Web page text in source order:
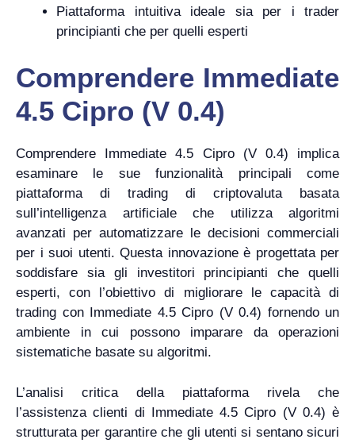
Piattaforma intuitiva ideale sia per i trader
principianti che per quelli esperti
Comprendere Immediate
4.5 Cipro (V 0.4)
Comprendere Immediate 4.5 Cipro (V 0.4) implica
esaminare le sue funzionalità principali come
piattaforma di trading di criptovaluta basata
sull’intelligenza artificiale che utilizza algoritmi
avanzati per automatizzare le decisioni commerciali
per i suoi utenti. Questa innovazione è progettata per
soddisfare sia gli investitori principianti che quelli
esperti, con l’obiettivo di migliorare le capacità di
trading con Immediate 4.5 Cipro (V 0.4) fornendo un
ambiente in cui possono imparare da operazioni
sistematiche basate su algoritmi.
L’analisi critica della piattaforma rivela che
l’assistenza clienti di Immediate 4.5 Cipro (V 0.4) è
strutturata per garantire che gli utenti si sentano sicuri